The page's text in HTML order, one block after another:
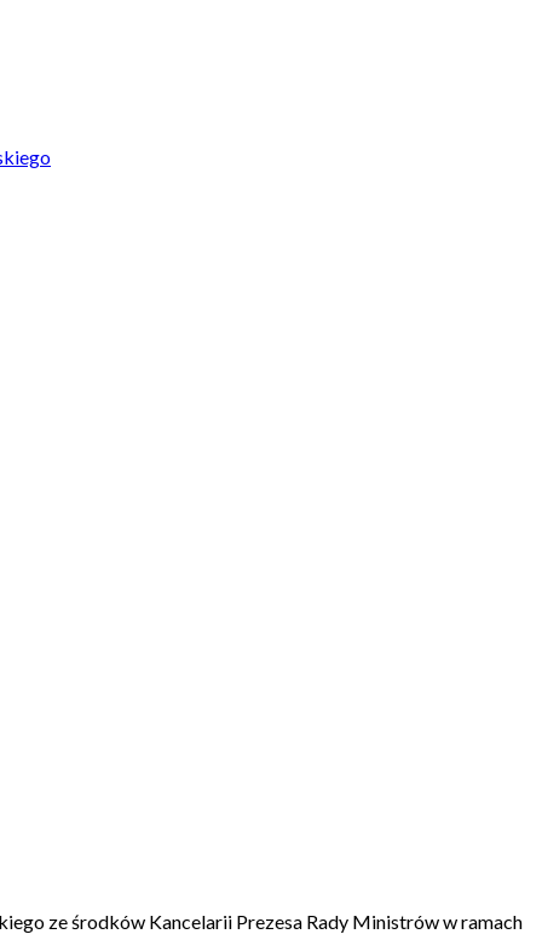
ze środków Kancelarii Prezesa Rady Ministrów w ramach